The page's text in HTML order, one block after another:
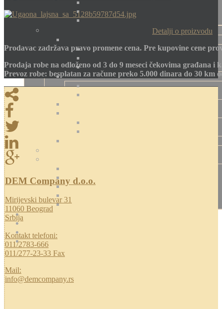
Detalji o proizvodu
Prodavac zadržava pravo promene cena. Pre kupovine cene
Prodaja robe na odloženo od 3 do 9 meseci čekovima građana i
Prevoz robe: besplatan za račune preko 5.000 dinara do 30 km
DEM Company d.o.o.
Mirijevski bulevar 31
11060 Beograd
Srbija
Kontakt telefoni:
011/2783-666
011/277-23-33 Fax
Mail:
info@demcompany.rs